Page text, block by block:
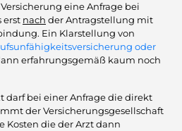
eine Anfrage bei
erst nach der Antragstellung mit
Ein Klarstellung von
oder
erfahrungsgemäß kaum noch
darf bei einer Anfrage die direkt
der Versicherungsgesellschaft
Kosten die der Arzt dann